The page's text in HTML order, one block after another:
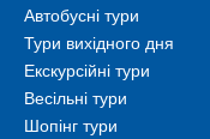
Автобусні тури
Тури вихідного дня
Екскурсійні тури
Весільні тури
Шопінг тури